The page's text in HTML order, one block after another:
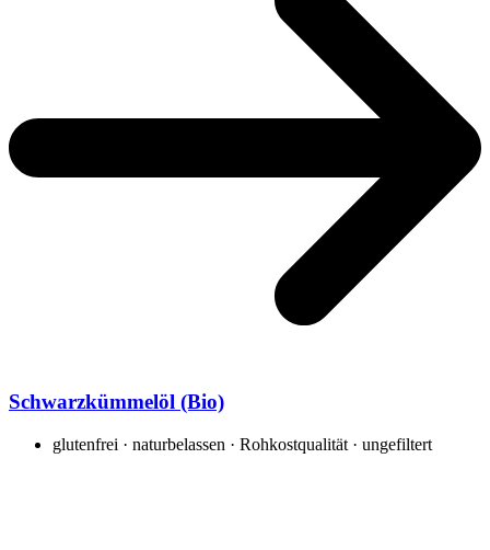
Schwarzkümmelöl (Bio)
glutenfrei · naturbelassen · Rohkostqualität · ungefiltert